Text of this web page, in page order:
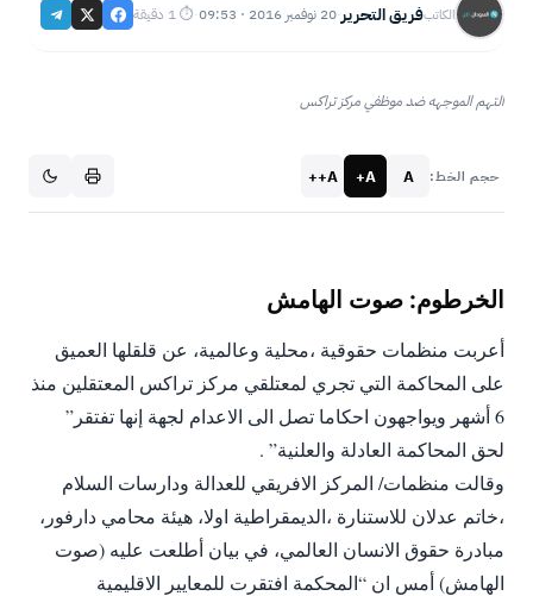
الكاتبفريق التحرير·20 نوفمبر 2016 · 09:53 ·⏱ 1 دقيقة
التهم الموجهه ضد موظفي مركز تراكس
حجم الخط: A
A+
A++
الخرطوم: صوت الهامش
أعربت منظمات حقوقية ،محلية وعالمية، عن قلقلها العميق
على المحاكمة التي تجري لمعتلقي مركز تراكس المعتقلين منذ
6 أشهر ويواجهون احكاما تصل الى الاعدام لجهة إنها تفتقر”
لحق المحاكمة العادلة والعلنية” .
وقالت منظمات/ المركز الافريقي للعدالة ودارسات السلام
،خاتم عدلان للاستنارة ،الديمقراطية اولا، هيئة محامي دارفور،
مبادرة حقوق الانسان العالمي، في بيان أطلعت عليه (صوت
الهامش) أمس ان “المحكمة افتقرت للمعايير الاقليمية